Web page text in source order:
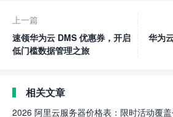
上一篇
速领华为云 DMS 优惠券，开启
低门槛数据管理之旅
华为
相关文章
2026 阿里云服务器价格表：限时活动覆